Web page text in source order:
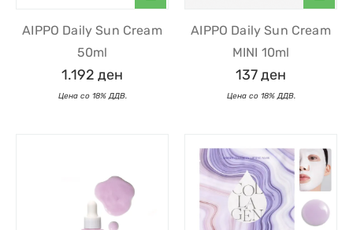
AIPPO Daily Sun Cream
50ml
1.192 ден
AIPPO Daily Sun Cream
MINI 10ml
137ден